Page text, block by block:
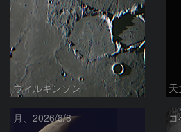
ウィルキンソン
月、2026/8/8